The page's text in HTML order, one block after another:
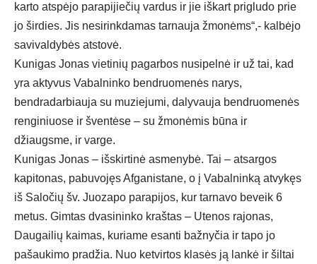
karto atspėjo parapijiečių vardus ir jie iškart prigludo prie
jo širdies. Jis nesirinkdamas tarnauja žmonėms“,- kalbėjo
savivaldybės atstovė.
Kunigas Jonas vietinių pagarbos nusipelnė ir už tai, kad
yra aktyvus Vabalninko bendruomenės narys,
bendradarbiauja su muziejumi, dalyvauja bendruomenės
renginiuose ir šventėse – su žmonėmis būna ir
džiaugsme, ir varge.
Kunigas Jonas – išskirtinė asmenybė. Tai – atsargos
kapitonas, pabuvojęs Afganistane, o į Vabalninką atvykęs
iš Saločių šv. Juozapo parapijos, kur tarnavo beveik 6
metus. Gimtas dvasininko kraštas – Utenos rajonas,
Daugailių kaimas, kuriame esanti bažnyčia ir tapo jo
pašaukimo pradžia. Nuo ketvirtos klasės ją lankė ir šiltai